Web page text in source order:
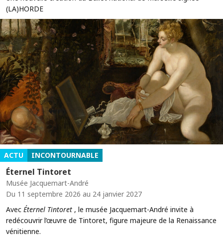
(LA)HORDE
ACTU INCONTOURNABLE
Éternel Tintoret
Musée Jacquemart-André
Du 11 septembre 2026 au 24 janvier 2027
Avec Éternel Tintoret , le musée Jacquemart-André invite à
redécouvrir l’œuvre de Tintoret, figure majeure de la Renaissance
vénitienne.